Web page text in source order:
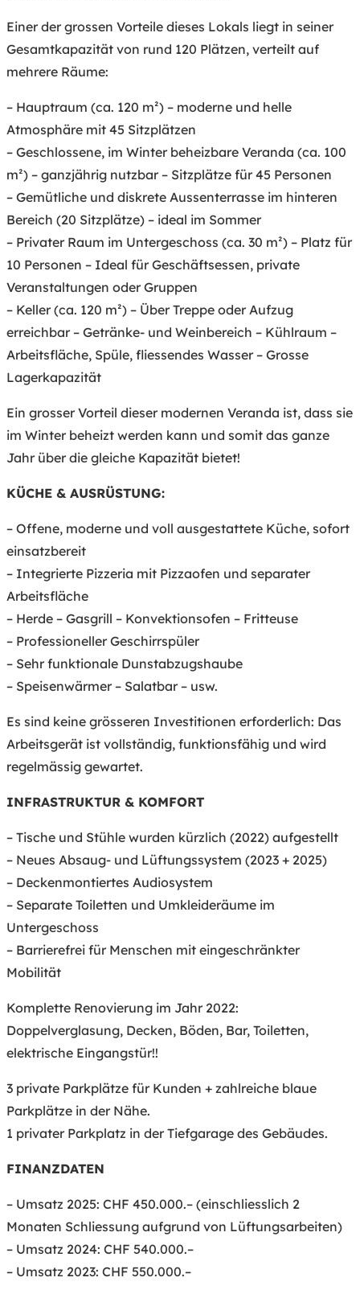
Einer der grossen Vorteile dieses Lokals liegt in seiner
Gesamtkapazität von rund 120 Plätzen, verteilt auf
mehrere Räume:
– Hauptraum (ca. 120 m²) – moderne und helle
Atmosphäre mit 45 Sitzplätzen
– Geschlossene, im Winter beheizbare Veranda (ca. 100
m²) – ganzjährig nutzbar – Sitzplätze für 45 Personen
– Gemütliche und diskrete Aussenterrasse im hinteren
Bereich (20 Sitzplätze) – ideal im Sommer
– Privater Raum im Untergeschoss (ca. 30 m²) – Platz für
10 Personen – Ideal für Geschäftsessen, private
Veranstaltungen oder Gruppen
– Keller (ca. 120 m²) – Über Treppe oder Aufzug
erreichbar – Getränke- und Weinbereich – Kühlraum –
Arbeitsfläche, Spüle, fliessendes Wasser – Grosse
Lagerkapazität
Ein grosser Vorteil dieser modernen Veranda ist, dass sie
im Winter beheizt werden kann und somit das ganze
Jahr über die gleiche Kapazität bietet!
KÜCHE & AUSRÜSTUNG:
– Offene, moderne und voll ausgestattete Küche, sofort
einsatzbereit
– Integrierte Pizzeria mit Pizzaofen und separater
Arbeitsfläche
– Herde – Gasgrill – Konvektionsofen – Fritteuse
– Professioneller Geschirrspüler
– Sehr funktionale Dunstabzugshaube
– Speisenwärmer – Salatbar – usw.
Es sind keine grösseren Investitionen erforderlich: Das
Arbeitsgerät ist vollständig, funktionsfähig und wird
regelmässig gewartet.
INFRASTRUKTUR & KOMFORT
– Tische und Stühle wurden kürzlich (2022) aufgestellt
– Neues Absaug- und Lüftungssystem (2023 + 2025)
– Deckenmontiertes Audiosystem
– Separate Toiletten und Umkleideräume im
Untergeschoss
– Barrierefrei für Menschen mit eingeschränkter
Mobilität
Komplette Renovierung im Jahr 2022:
Doppelverglasung, Decken, Böden, Bar, Toiletten,
elektrische Eingangstür!!
3 private Parkplätze für Kunden + zahlreiche blaue
Parkplätze in der Nähe.
1 privater Parkplatz in der Tiefgarage des Gebäudes.
FINANZDATEN
– Umsatz 2025: CHF 450.000.– (einschliesslich 2
Monaten Schliessung aufgrund von Lüftungsarbeiten)
– Umsatz 2024: CHF 540.000.–
– Umsatz 2023: CHF 550.000.–